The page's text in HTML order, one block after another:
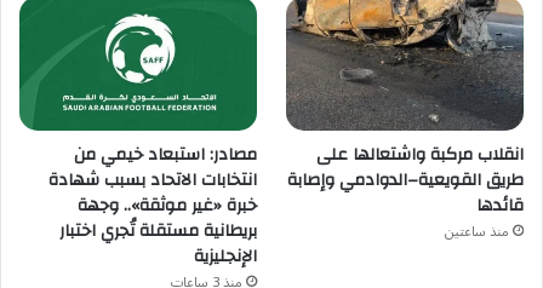
انقلاب مركبة واشتعالها على
طريق القويعية–الدوادمي وإصابة
قائدها
منذ ساعتين
مصادر: استبعاد خيمي من
انتخابات الاتحاد بسبب شهادة
خبرة «غير موثقة».. وجهة
بريطانية مستقلة تُجري اختبار
الإنجليزية
منذ 3 ساعات